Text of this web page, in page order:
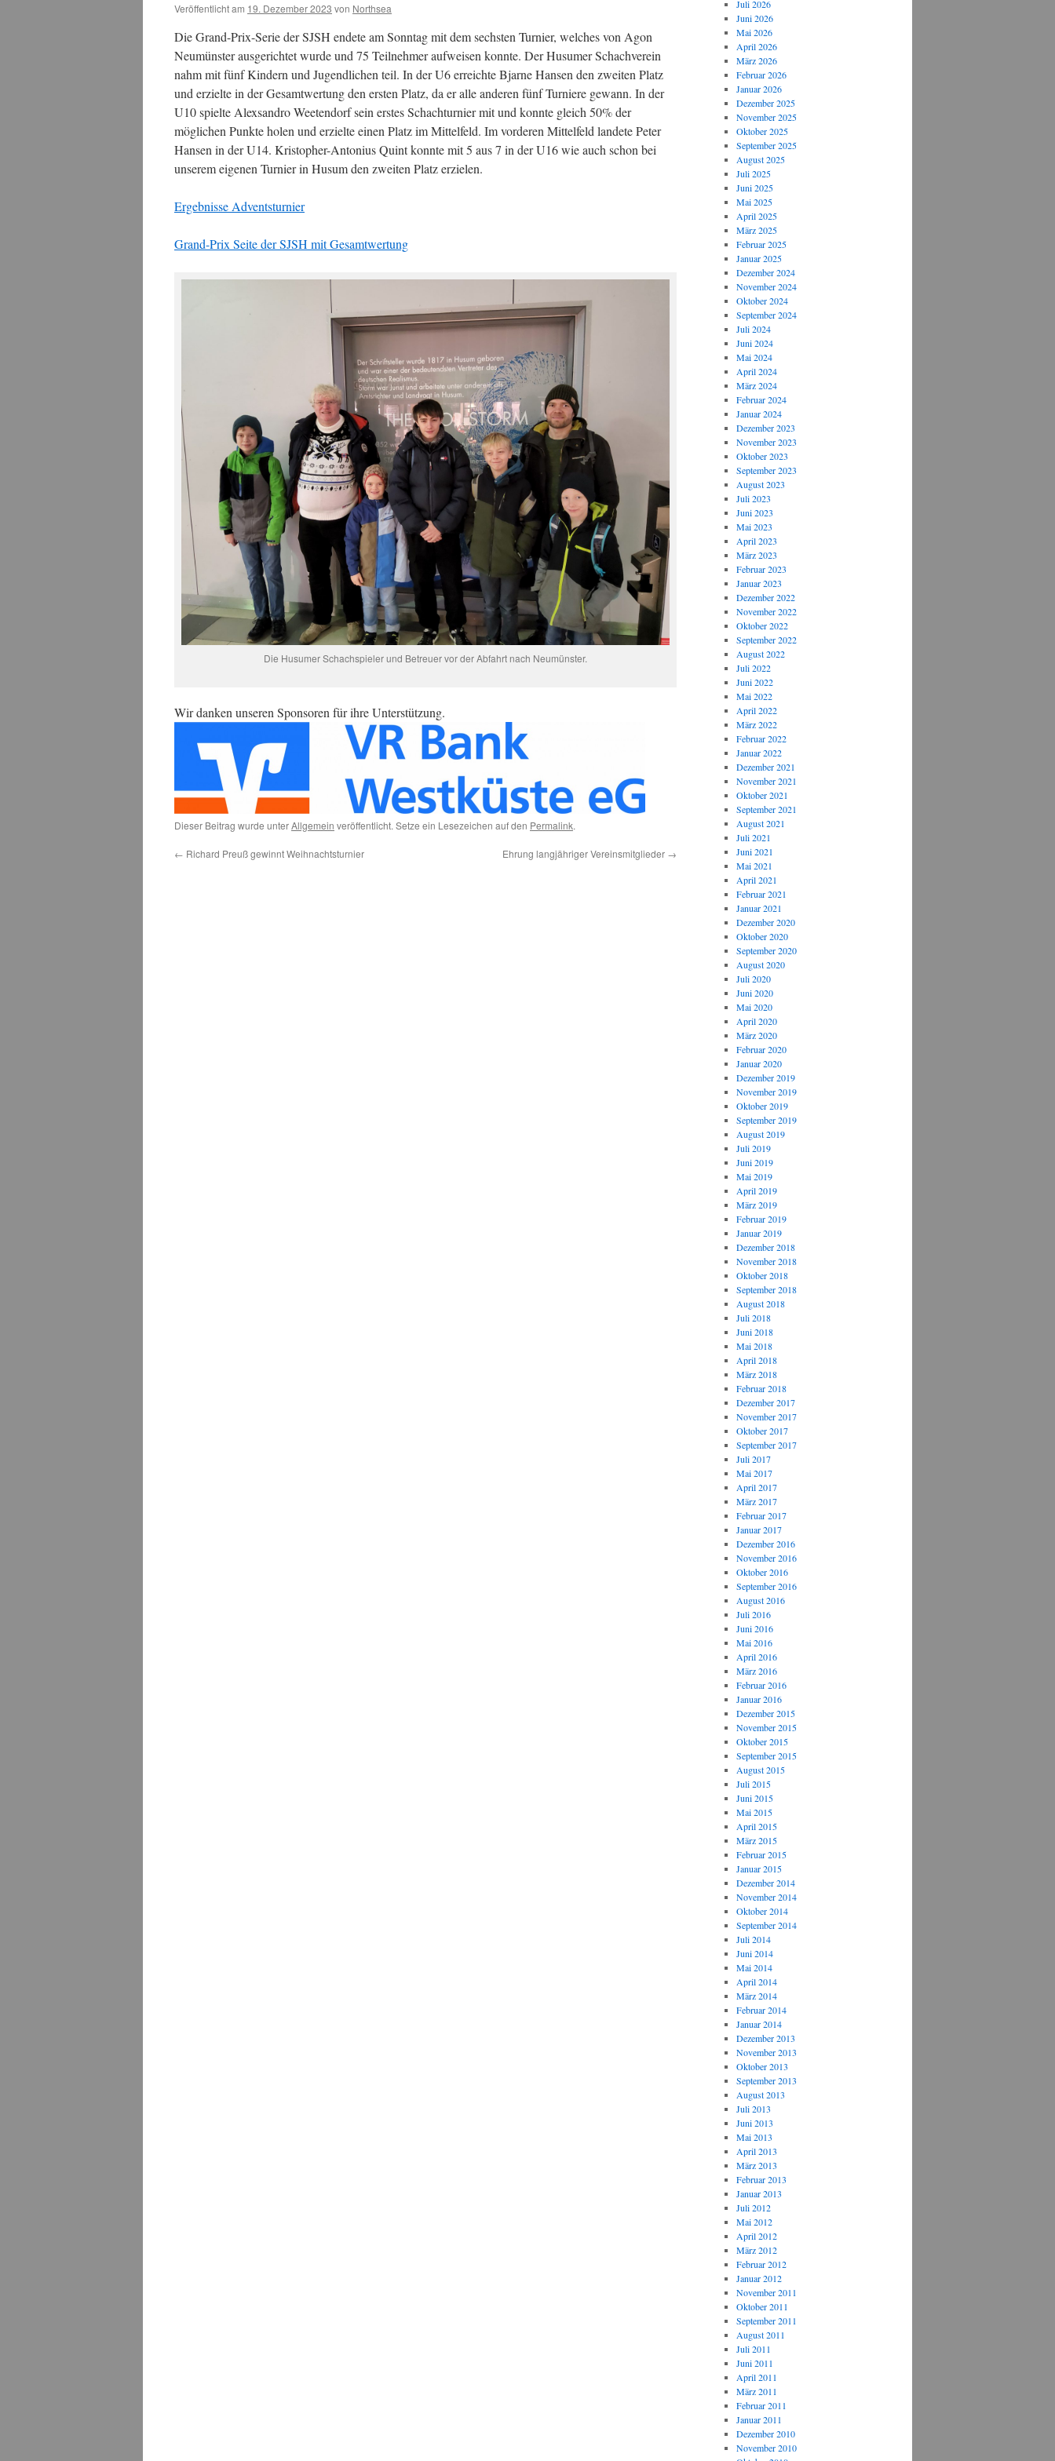
Veröffentlicht am 19. Dezember 2023 von Northsea
Die Grand-Prix-Serie der SJSH endete am Sonntag mit dem sechsten Turnier, welches von Agon
Neumünster ausgerichtet wurde und 75 Teilnehmer aufweisen konnte. Der Husumer Schachverein
nahm mit fünf Kindern und Jugendlichen teil. In der U6 erreichte Bjarne Hansen den zweiten Platz
und erzielte in der Gesamtwertung den ersten Platz, da er alle anderen fünf Turniere gewann. In der
U10 spielte Alexsandro Weetendorf sein erstes Schachturnier mit und konnte gleich 50% der
möglichen Punkte holen und erzielte einen Platz im Mittelfeld. Im vorderen Mittelfeld landete Peter
Hansen in der U14. Kristopher-Antonius Quint konnte mit 5 aus 7 in der U16 wie auch schon bei
unserem eigenen Turnier in Husum den zweiten Platz erzielen.
Ergebnisse Adventsturnier
Grand-Prix Seite der SJSH mit Gesamtwertung
Die Husumer Schachspieler und Betreuer vor der Abfahrt nach Neumünster.
Wir danken unseren Sponsoren für ihre Unterstützung.
Dieser Beitrag wurde unterAllgemein veröffentlicht. Setze ein Lesezeichen auf den Permalink.
← Richard Preuß gewinnt Weihnachtsturnier Ehrung langjähriger Vereinsmitglieder →
Juli 2026
Juni 2026
Mai 2026
April 2026
März 2026
Februar 2026
Januar 2026
Dezember 2025
November 2025
Oktober 2025
September 2025
August 2025
Juli 2025
Juni 2025
Mai 2025
April 2025
März 2025
Februar 2025
Januar 2025
Dezember 2024
November 2024
Oktober 2024
September 2024
Juli 2024
Juni 2024
Mai 2024
April 2024
März 2024
Februar 2024
Januar 2024
Dezember 2023
November 2023
Oktober 2023
September 2023
August 2023
Juli 2023
Juni 2023
Mai 2023
April 2023
März 2023
Februar 2023
Januar 2023
Dezember 2022
November 2022
Oktober 2022
September 2022
August 2022
Juli 2022
Juni 2022
Mai 2022
April 2022
März 2022
Februar 2022
Januar 2022
Dezember 2021
November 2021
Oktober 2021
September 2021
August 2021
Juli 2021
Juni 2021
Mai 2021
April 2021
Februar 2021
Januar 2021
Dezember 2020
Oktober 2020
September 2020
August 2020
Juli 2020
Juni 2020
Mai 2020
April 2020
März 2020
Februar 2020
Januar 2020
Dezember 2019
November 2019
Oktober 2019
September 2019
August 2019
Juli 2019
Juni 2019
Mai 2019
April 2019
März 2019
Februar 2019
Januar 2019
Dezember 2018
November 2018
Oktober 2018
September 2018
August 2018
Juli 2018
Juni 2018
Mai 2018
April 2018
März 2018
Februar 2018
Dezember 2017
November 2017
Oktober 2017
September 2017
Juli 2017
Mai 2017
April 2017
März 2017
Februar 2017
Januar 2017
Dezember 2016
November 2016
Oktober 2016
September 2016
August 2016
Juli 2016
Juni 2016
Mai 2016
April 2016
März 2016
Februar 2016
Januar 2016
Dezember 2015
November 2015
Oktober 2015
September 2015
August 2015
Juli 2015
Juni 2015
Mai 2015
April 2015
März 2015
Februar 2015
Januar 2015
Dezember 2014
November 2014
Oktober 2014
September 2014
Juli 2014
Juni 2014
Mai 2014
April 2014
März 2014
Februar 2014
Januar 2014
Dezember 2013
November 2013
Oktober 2013
September 2013
August 2013
Juli 2013
Juni 2013
Mai 2013
April 2013
März 2013
Februar 2013
Januar 2013
Juli 2012
Mai 2012
April 2012
März 2012
Februar 2012
Januar 2012
November 2011
Oktober 2011
September 2011
August 2011
Juli 2011
Juni 2011
April 2011
März 2011
Februar 2011
Januar 2011
Dezember 2010
November 2010